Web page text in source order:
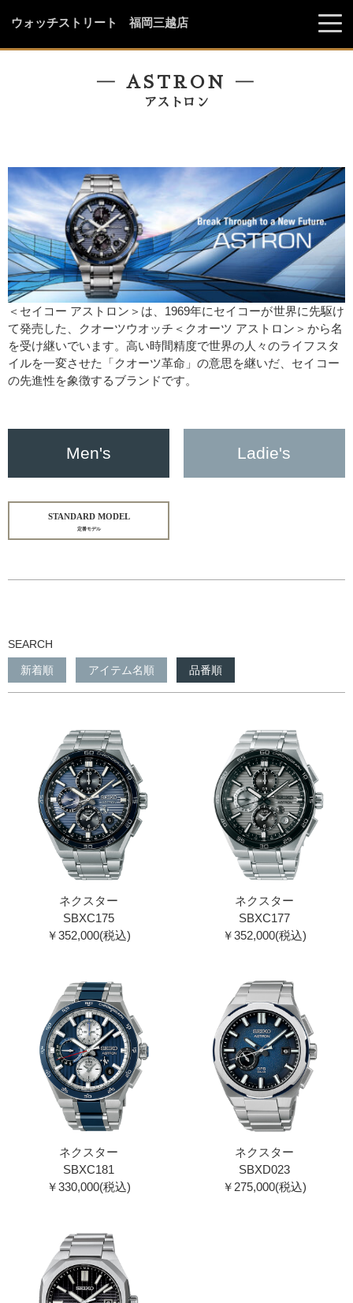
ウォッチストリート 福岡三越店
― ASTRON ―
アストロン
＜セイコー アストロン＞は、1969年にセイコーが世界に先駆け
て発売した、クオーツウオッチ＜クオーツ アストロン＞から名
を受け継いでいます。高い時間精度で世界の人々のライフスタ
イルを一変させた「クオーツ革命」の意思を継いだ、セイコー
の先進性を象徴するブランドです。
Men's Ladie's
STANDARD MODEL
定番モデル
SEARCH
新着順 アイテム名順 品番順
ネクスター
SBXC175
￥352,000(税込)
ネクスター
SBXC177
￥352,000(税込)
ネクスター
SBXC181
￥330,000(税込)
ネクスター
SBXD023
￥275,000(税込)